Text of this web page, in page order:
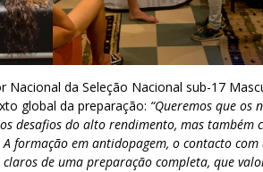
Nacional da Seleção Nacional sub-17
global da preparação: “Queremos que os
desafios do alto rendimento, mas também
formação em antidopagem, o contacto
claros de uma preparação completa, que